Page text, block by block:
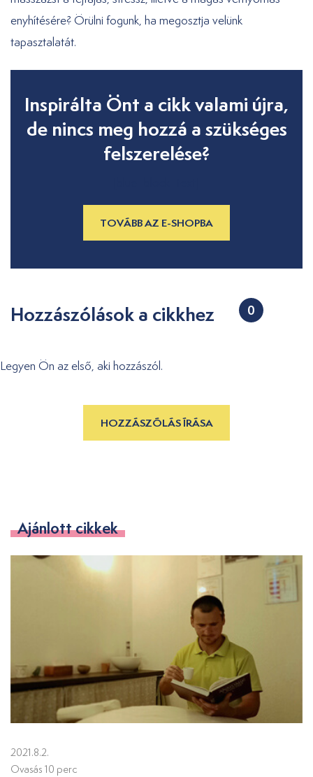
enyhítésére? Örülni fogunk, ha megosztja velünk
tapasztalatát.
Inspirálta Önt a cikk valami újra,
de nincs meg hozzá a szükséges
felszerelése?
TOVÁBB AZ E-SHOPBA
Hozzászólások a cikkhez 0
Legyen Ön az első, aki hozzászól.
HOZZÁSZÓLÁS ÍRÁSA
Ajánlott cikkek
2021.8.2.
Ovasás 10 perc